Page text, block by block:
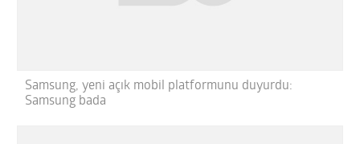
Samsung, yeni açık mobil platformunu duyurdu:
Samsung bada